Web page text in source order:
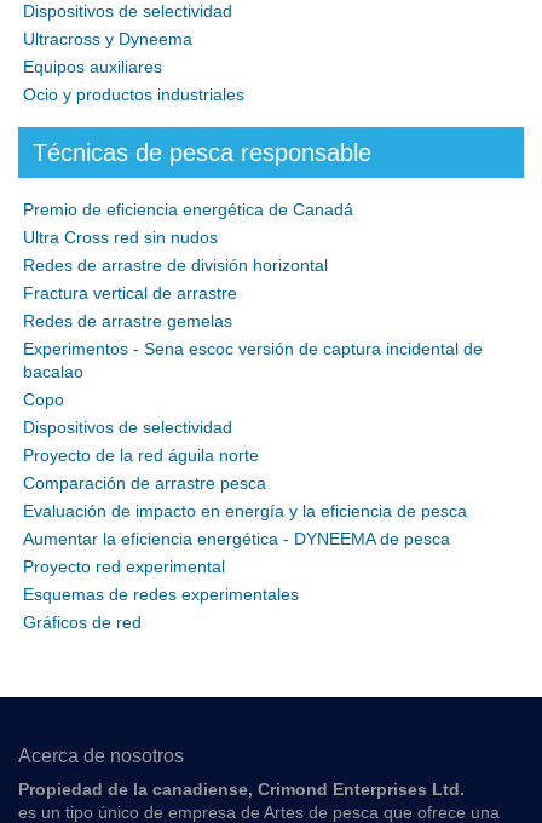
Dispositivos de selectividad
Ultracross y Dyneema
Equipos auxiliares
Ocio y productos industriales
Técnicas de pesca responsable
Premio de eficiencia energética de Canadá
Ultra Cross red sin nudos
Redes de arrastre de división horizontal
Fractura vertical de arrastre
Redes de arrastre gemelas
Experimentos - Sena escoc versión de captura incidental de
bacalao
Copo
Dispositivos de selectividad
Proyecto de la red águila norte
Comparación de arrastre pesca
Evaluación de impacto en energía y la eficiencia de pesca
Aumentar la eficiencia energética - DYNEEMA de pesca
Proyecto red experimental
Esquemas de redes experimentales
Gráficos de red
Acerca de nosotros
Propiedad de la canadiense, Crimond Enterprises Ltd.
es un tipo único de empresa de Artes de pesca que ofrece una